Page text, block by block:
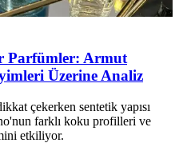
Parfümler: Armut
Üzerine Analiz
çekerken sentetik yapısı
farklı koku profilleri ve
etkiliyor.